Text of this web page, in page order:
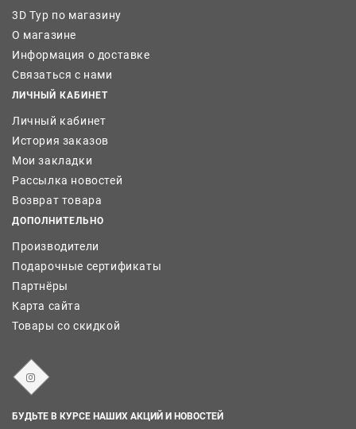
3D Тур по магазину
О магазине
Информация о доставке
Связаться с нами
ЛИЧНЫЙ КАБИНЕТ
Личный кабинет
История заказов
Мои закладки
Рассылка новостей
Возврат товара
ДОПОЛНИТЕЛЬНО
Производители
Подарочные сертификаты
Партнёры
Карта сайта
Товары со скидкой
БУДЬТЕ В КУРСЕ НАШИХ АКЦИЙ И НОВОСТЕЙ